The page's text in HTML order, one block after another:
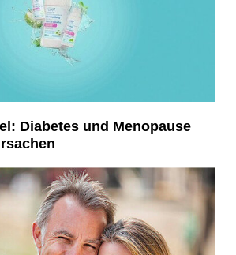
Diabetes und Menopause